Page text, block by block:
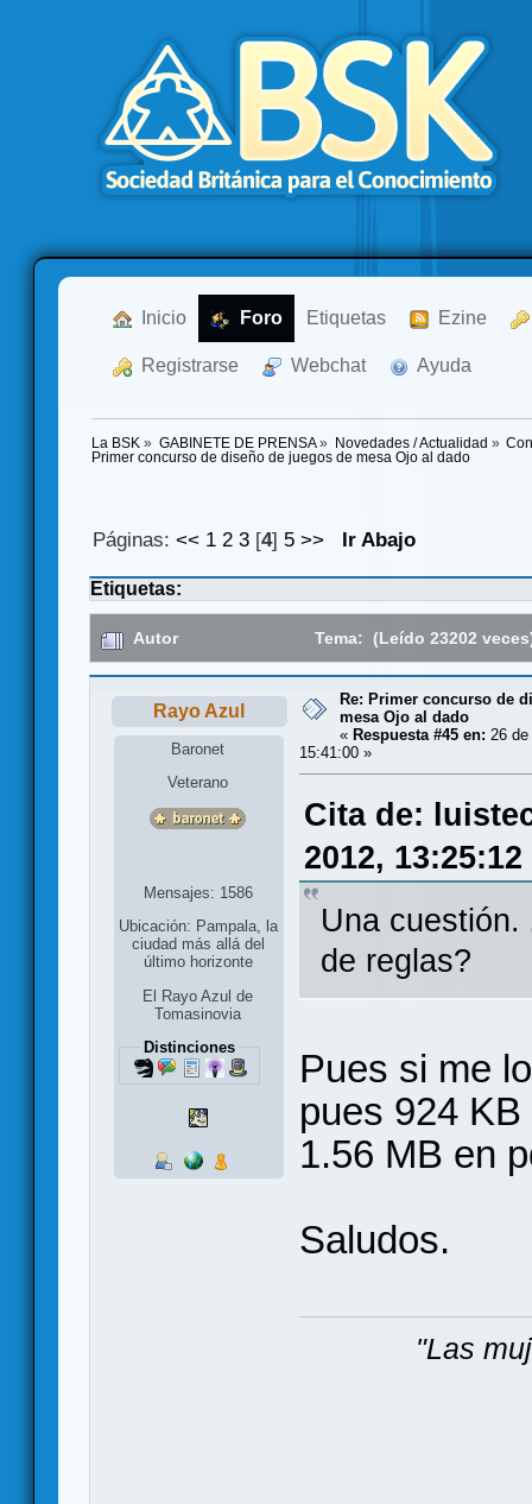
Inicio Foro Etiquetas Ezine
Registrarse Webchat Ayuda
La BSK » GABINETE DE PRENSA» Novedades / Actualidad »
Primer concurso de diseño de juegos de mesa Ojo al dado
Páginas:<< 1 2 3 [4] 5 >> Ir Abajo
Etiquetas:
Autor Tema: (Leído 23202
Rayo Azul
Baronet
Veterano
Mensajes: 1586
Ubicación: Pampala, la
ciudad más allá del
último horizonte
El Rayo Azul de
Tomasinovia
Distinciones
Re: Primer concurso de
mesa Ojo al dado
« Respuesta #45 en: 26
15:41:00 »
Cita de:
2012, 13:25:12
Una
de reglas?
Pues si me
pues 924
1.56 MB en
Saludos.
"Las